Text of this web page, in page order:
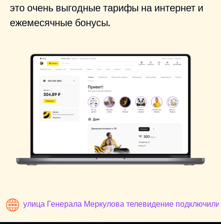
это очень выгодные тарифы на интернет и
ежемесячные бонусы.
улица Генерала Меркулова телевидение подключили